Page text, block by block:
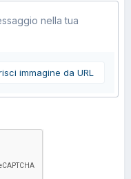
nella tua
immagine da URL